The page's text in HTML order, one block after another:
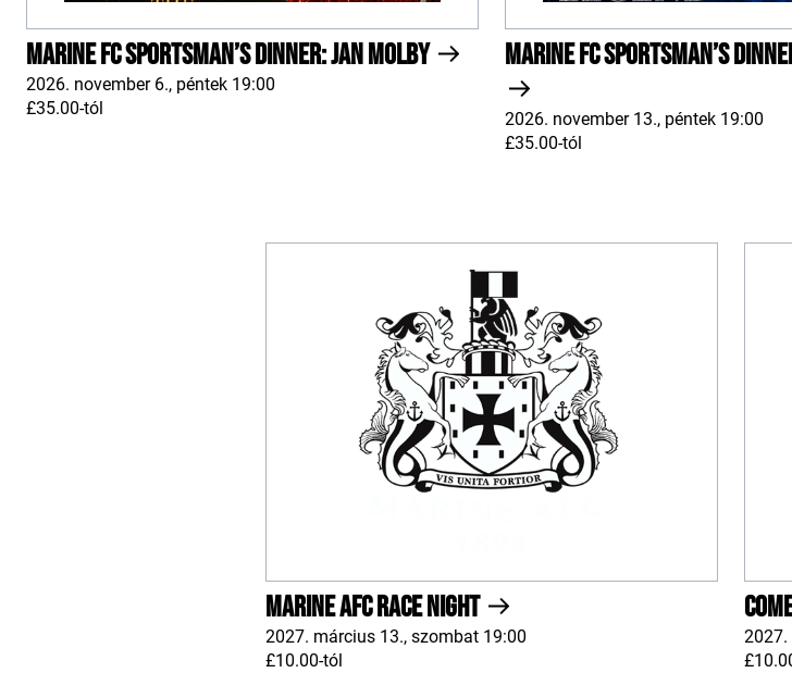
Marine FC Sportsman’s Dinner: Jan Molby
2026. november 6., péntek 19:00
£35.00-tól
Marine FC Sportsman’s
2026. november 13., péntek 19:00
£35.00-tól
Marine AFC Race Night
2027. március 13., szombat 19:00
£10.00-tól
2027.